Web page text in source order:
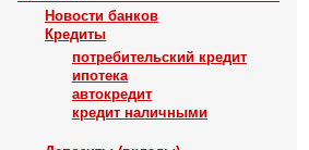
Новости банков
Кредиты
потребительский кредит
ипотека
автокредит
кредит наличными